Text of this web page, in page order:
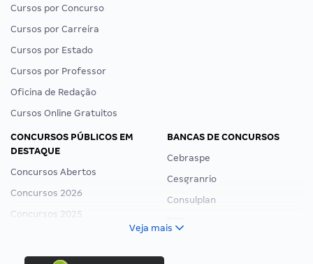
Cursos por Concurso
Cursos por Carreira
Cursos por Estado
Cursos por Professor
Oficina de Redação
Cursos Online Gratuitos
CONCURSOS PÚBLICOS EM
DESTAQUE
Concursos Abertos
Concursos 2026
Concursos 2025
Concurso Ibama
BANCAS DE CONCURSOS
Cebraspe
Cesgranrio
Consulplan
Veja mais